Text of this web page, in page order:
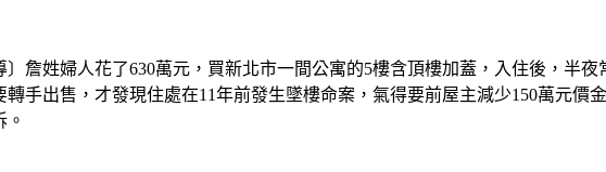
〕詹姓婦人花了630萬元，買新北市一間公寓的5樓含頂樓加蓋，入住後，半
手出售，才發現住處在11年前發生墜樓命案，氣得要前屋主減少150萬元價